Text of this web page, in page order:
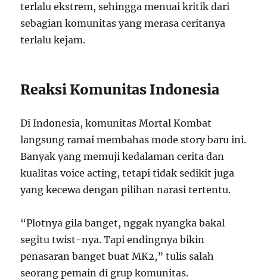
terlalu ekstrem, sehingga menuai kritik dari
sebagian komunitas yang merasa ceritanya
terlalu kejam.
Reaksi Komunitas Indonesia
Di Indonesia, komunitas Mortal Kombat
langsung ramai membahas mode story baru ini.
Banyak yang memuji kedalaman cerita dan
kualitas voice acting, tetapi tidak sedikit juga
yang kecewa dengan pilihan narasi tertentu.
“Plotnya gila banget, nggak nyangka bakal
segitu twist-nya. Tapi endingnya bikin
penasaran banget buat MK2,” tulis salah
seorang pemain di grup komunitas.